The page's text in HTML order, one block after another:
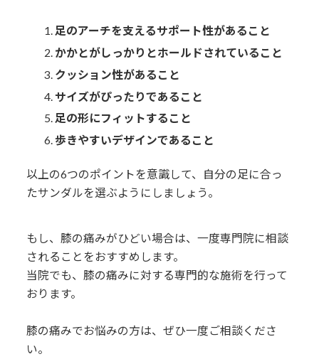
足のアーチを支えるサポート性があること
かかとがしっかりとホールドされていること
クッション性があること
サイズがぴったりであること
足の形にフィットすること
歩きやすいデザインであること
以上の6つのポイントを意識して、自分の足に合っ
たサンダルを選ぶようにしましょう。
もし、膝の痛みがひどい場合は、一度専門院に相談
されることをおすすめします。
当院でも、膝の痛みに対する専門的な施術を行って
おります。
膝の痛みでお悩みの方は、ぜひ一度ご相談くださ
い。